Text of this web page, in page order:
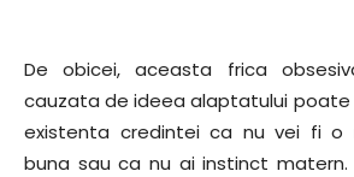
De obicei, aceasta frica
cauzata de ideea alaptatului
existenta credintei ca nu vei fi o
buna sau ca nu ai instinct matern.